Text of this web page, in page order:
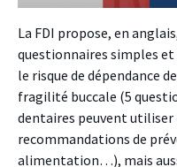
La FDI propose, en
questionnaires simples
le risque de dépendance
fragilité buccale (5
dentaires peuvent
recommandations de
alimentation…), mais